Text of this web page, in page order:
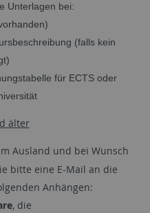
Unterlagen bei:
(falls kein
für ECTS oder
älter
Ausland und bei Wunsch
bitte eine E-Mail an die
Anhängen:
, die